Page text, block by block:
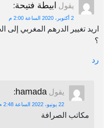
يقول ابيطة فتيحة:
2 أكتوبر، 2020 الساعة 2:00 م
اريد تغيير الدرهم المغربي
؟
رد
يقول hamada
:
22 يونيو، 2022 الساعة 2:48 م
مكاتب الصرافة